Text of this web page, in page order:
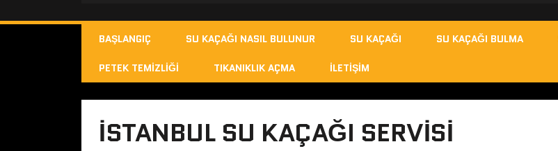
BAŞLANGIÇ SU KAÇAĞI NASIL BULUNUR SU KAÇAĞI SU KAÇAĞI BULMA
PETEK TEMIZLIĞI TIKANIKLIK AÇMA İLETIŞIM
ISTANBUL SU KAÇAĞI SERVISI